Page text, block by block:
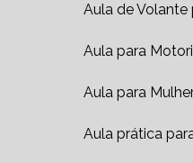
Aula de Volante
Aula para
Aula para
Aula prática